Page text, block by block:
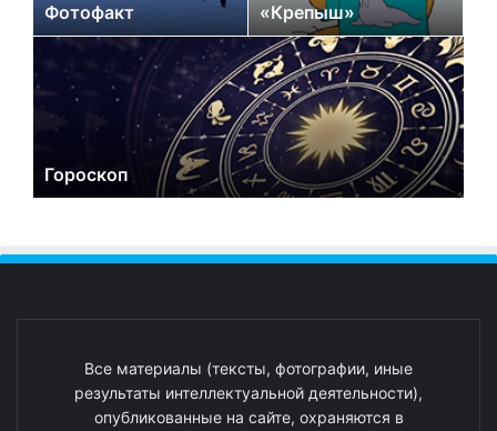
Фотофакт «Крепыш»
Гороскоп
Все материалы (тексты, фотографии, иные
результаты интеллектуальной деятельности),
опубликованные на сайте, охраняются в